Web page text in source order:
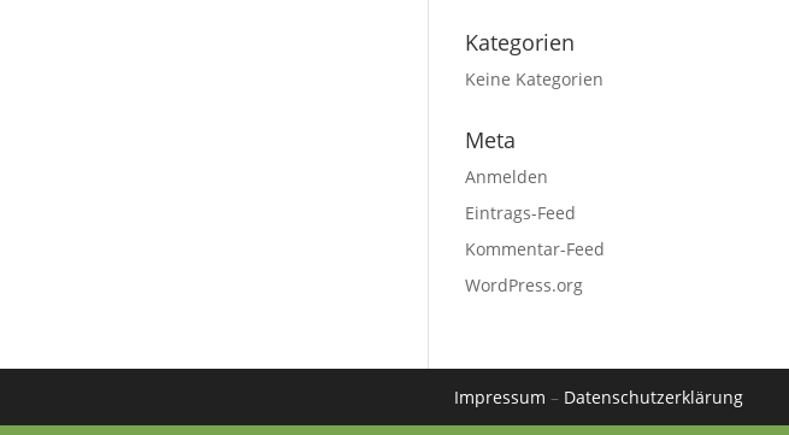
Kategorien
Keine Kategorien
Meta
Anmelden
Eintrags-Feed
Kommentar-Feed
WordPress.org
Impressum – Datenschutzerklärung